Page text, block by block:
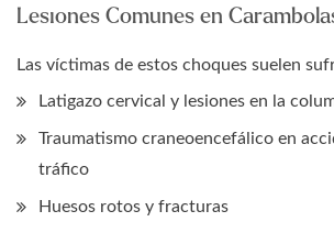
Lesiones Comunes en
Las víctimas de estos choques suelen
Latigazo cervical y lesiones en la
Traumatismo craneoencefálico en
tráfico
Huesos rotos y fracturas